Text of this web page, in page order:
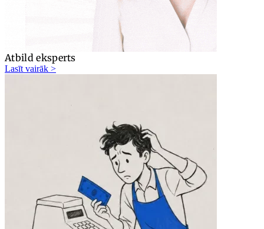
Atbild eksperts
Lasīt vairāk >